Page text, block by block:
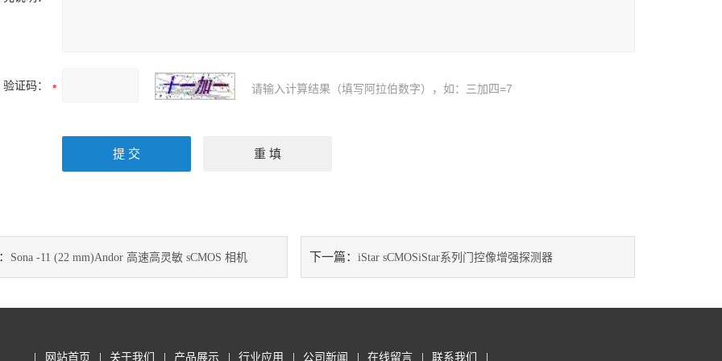
验证码： 请输入计算结果（填写阿拉伯数字），如：三加四=7
Sona -11 (22 mm)Andor 高速高灵敏 sCMOS 相机 下一篇：iStar sCMOSiStar系列门控像增强探测器
网站首页 关于我们 产品展示 行业应用 公司新闻 在线留言 联系我们